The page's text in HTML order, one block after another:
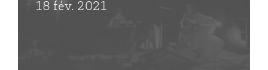
18 fév. 2021